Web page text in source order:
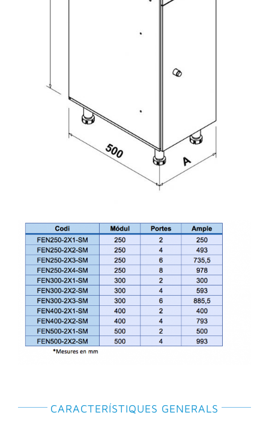
CARACTERÍSTIQUES GENERALS